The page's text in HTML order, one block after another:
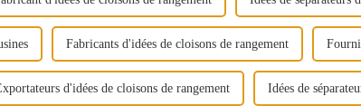
Fabricants d'idées de cloisons de rangement
d'idées de cloisons de rangement Idées de